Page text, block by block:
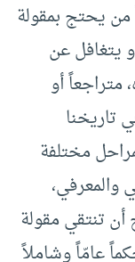
من يحتج بمقولة
يتغافل عن
أو
تاريخنا
مختلفة
والمعرفي،
تنتقي مقولة
عامّاً وشاملاً